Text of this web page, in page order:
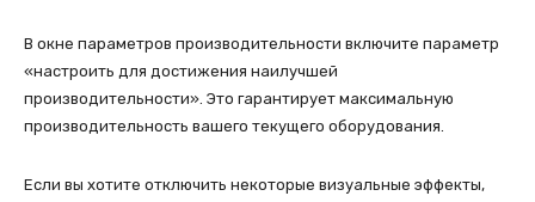
В окне параметров производительности включите параметр
«настроить для достижения наилучшей
производительности». Это гарантирует максимальную
производительность вашего текущего оборудования.
Если вы хотите отключить некоторые визуальные эффекты,